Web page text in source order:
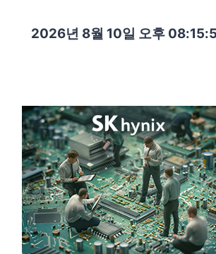
2026년 8월 10일 오후